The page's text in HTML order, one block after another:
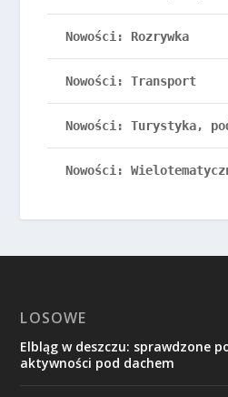
Nowości: Rozrywka
Nowości: Transport
Nowości: Turystyka,
Nowości:
LOSOWE
Elbląg w deszczu: sprawdzone
aktywności pod dachem